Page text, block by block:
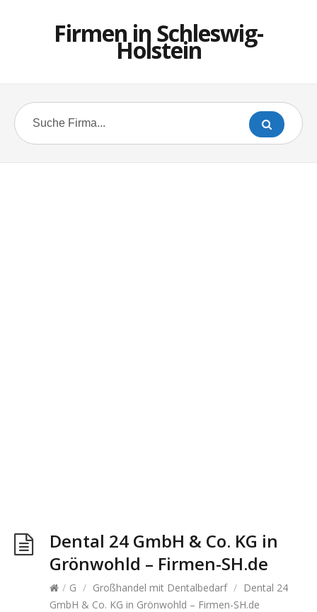
Firmen in Schleswig-
Holstein
Dental 24 GmbH & Co. KG in
Grönwohld – Firmen-SH.de
/ G / Großhandel mit Dentalbedarf / Dental 24
GmbH & Co. KG in Grönwohld – Firmen-SH.de